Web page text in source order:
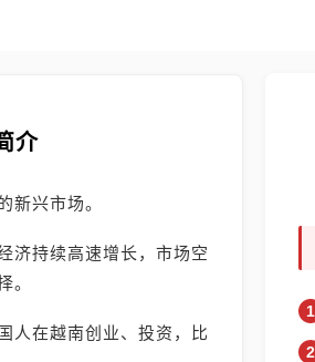
介
新兴市场。
济持续高速增长，市场空
。
人在越南创业、投资，比